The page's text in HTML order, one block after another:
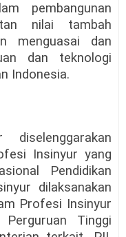
pembangunan
nilai tambah
menguasai dan
dan teknologi
Indonesia.
Insinyur yang
Pendidikan
dilaksanakan
Profesi Insinyur
Tinggi